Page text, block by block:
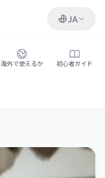
JA
海外で使えるか 初心者ガイド